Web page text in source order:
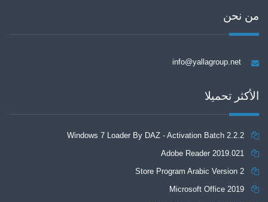
من نحن
info@yallagroup.net
الأكثر تحميلا
Windows 7 Loader By DAZ - Activation Batch 2.2.2
Adobe Reader 2019.021
Store Program Arabic Version 2
Microsoft Office 2019